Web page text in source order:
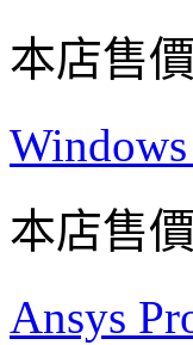
本店售價
本店售價
Ansys